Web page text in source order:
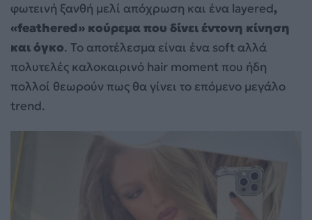
φωτεινή ξανθή μελί απόχρωση και ένα layered,
«feathered» κούρεμα που δίνει έντονη κίνηση
και όγκο. Το αποτέλεσμα είναι ένα soft αλλά
πολυτελές καλοκαιρινό hair moment που ήδη
πολλοί θεωρούν πως θα γίνει το επόμενο μεγάλο
trend.